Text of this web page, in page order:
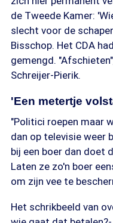
de Tweede Kamer:
slecht voor de
Bisschop. Het CDA
gemengd.
Schreijer-Pierik.
'Een metertje
"Politici roepen maar
dan op televisie weer
bij een boer dan doet
Laten ze zo'n boer
om zijn vee te
Het schrikbeeld van